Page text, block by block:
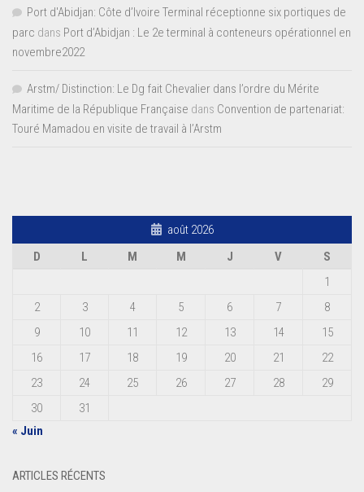
Port d'Abidjan: Côte d’Ivoire Terminal réceptionne six portiques de
parc dans Port d’Abidjan : Le 2e terminal à conteneurs opérationnel en
novembre2022
Arstm/ Distinction: Le Dg fait Chevalier dans l’ordre du Mérite
Maritime de la République Française dans Convention de partenariat:
Touré Mamadou en visite de travail à l’Arstm
août 2026
D
L M M J V
S
1
2
3 4 5 6 7
8
9
10 11 12 13 14
15
16
17 18 19 20 21
22
23
24 25 26 27 28
29
30
31
« Juin
ARTICLES RÉCENTS